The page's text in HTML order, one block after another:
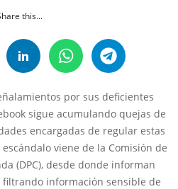
this...
por sus deficientes
sigue acumulando quejas de
encargadas de regular estas
viene de la Comisión de
(DPC), desde donde informan
información sensible de